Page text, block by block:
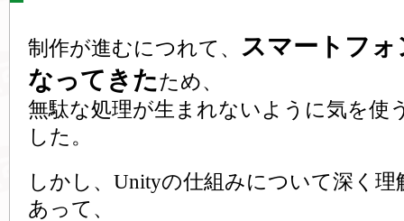
制作が進むにつれて、 スマートフ
なってきたため、
無駄な処理が生まれないように気を使
した。
しかし、Unityの仕組みについて深く
あって、